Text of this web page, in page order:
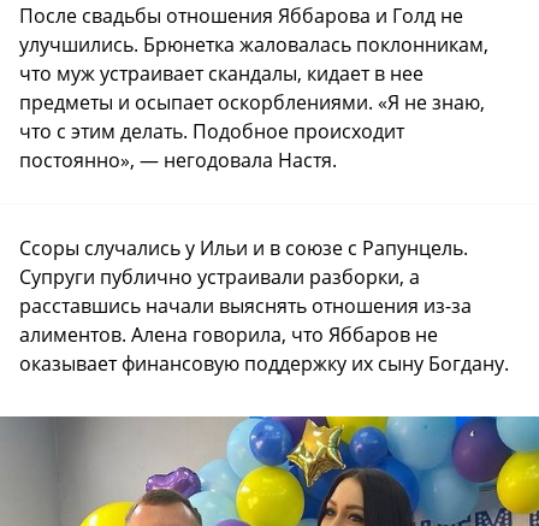
После свадьбы отношения Яббарова и Голд не
улучшились. Брюнетка жаловалась поклонникам,
что муж устраивает скандалы, кидает в нее
предметы и осыпает оскорблениями. «Я не знаю,
что с этим делать. Подобное происходит
постоянно», — негодовала Настя.
Ссоры случались у Ильи и в союзе с Рапунцель.
Супруги публично устраивали разборки, а
расставшись начали выяснять отношения из-за
алиментов. Алена говорила, что Яббаров не
оказывает финансовую поддержку их сыну Богдану.